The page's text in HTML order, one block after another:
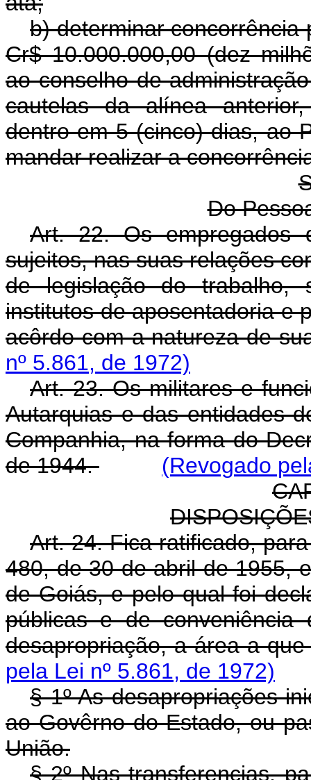
b) determinar concorrência
Cr$ 10.000.000,00 (dez
ao conselho de
cautelas da alínea
dentro em 5 (cinco) dias, ao
mandar realizar a
Do
Art. 22. Os empregados
sujeitos, nas suas relações
de legislação do trabalho,
institutos de aposentadoria e
acôrdo com a natureza de
nº 5.861, de 1972)
Art. 23. Os militares e
Autarquias e das entidades
Companhia, na forma do
de 1944.
(Revogado
Art. 24. Fica ratificado,
480, de 30 de abril de 1955,
de Goiás, e pelo qual foi
públicas e de
desapropriação, a área a
pela Lei nº 5.861, de 1972)
§ 1º As desapropriações
ao Govêrno do Estado, ou
União.
§ 2º Nas transferencias,